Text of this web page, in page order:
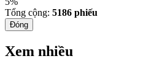
Tổng cộng: 5186 phiếu
Đóng
Xem nhiều